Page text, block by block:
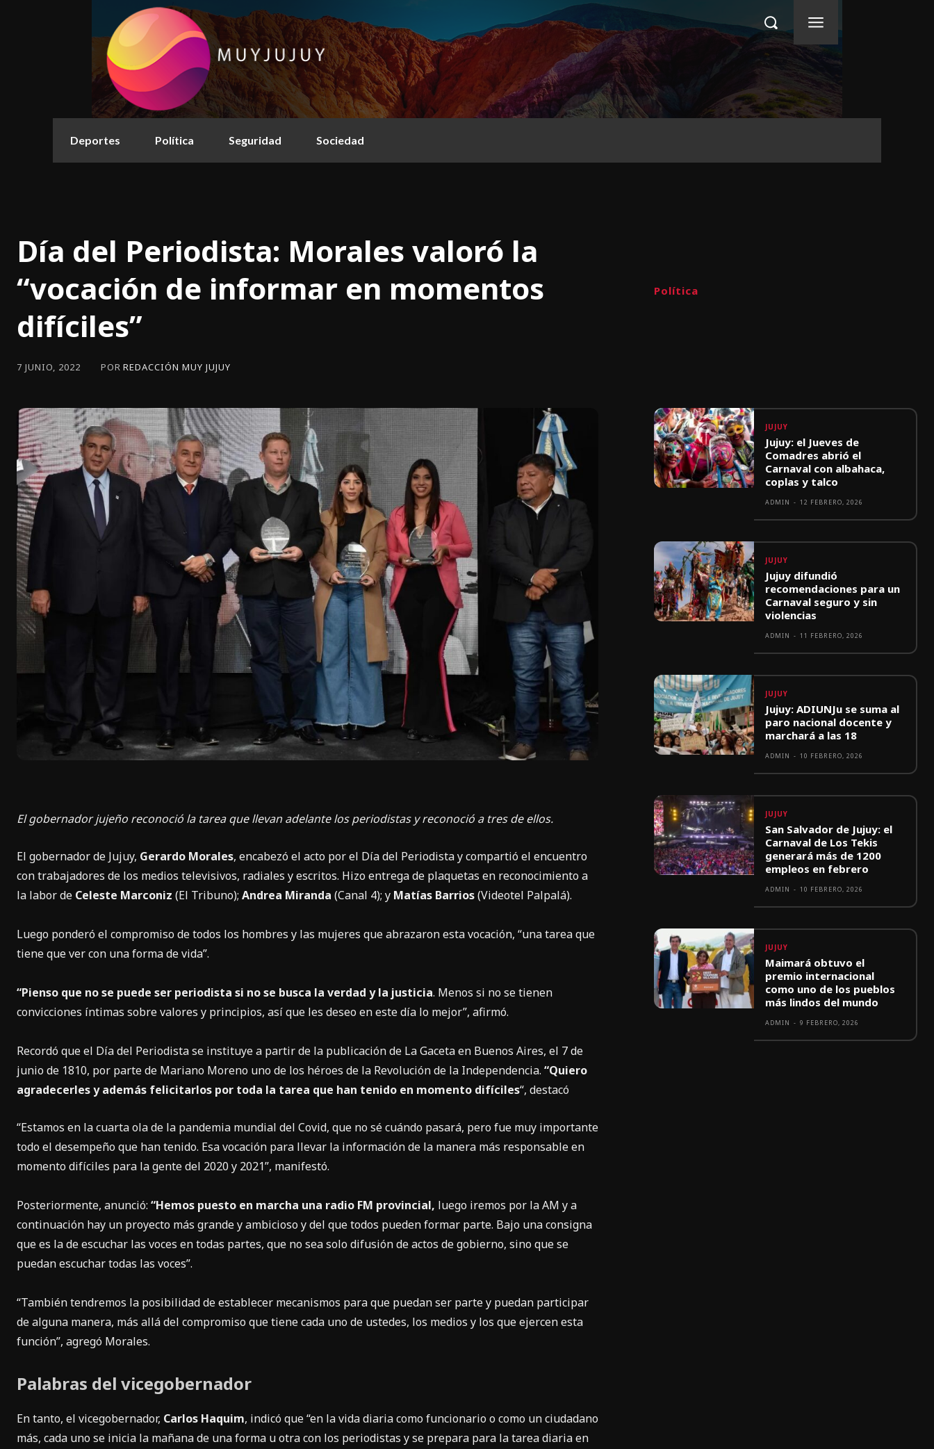
Deportes Política Seguridad Sociedad
Día del Periodista: Morales valoró la
“vocación de informar en momentos
difíciles”
7 JUNIO, 2022 POR REDACCIÓN MUY JUJUY
Política
El gobernador jujeño reconoció la tarea que llevan adelante los periodistas y reconoció a tres de ellos.
El gobernador de Jujuy, Gerardo Morales, encabezó el acto por el Día del Periodista y compartió el encuentro
con trabajadores de los medios televisivos, radiales y escritos. Hizo entrega de plaquetas en reconocimiento a
la labor de Celeste Marconiz (El Tribuno); Andrea Miranda (Canal 4); y Matías Barrios(Videotel Palpalá).
Luego ponderó el compromiso de todos los hombres y las mujeres que abrazaron esta vocación, “una tarea que
tiene que ver con una forma de vida”.
“Pienso que no se puede ser periodista si no se busca la verdad y la justicia. Menos si no se tienen
convicciones íntimas sobre valores y principios, así que les deseo en este día lo mejor”, afirmó.
Recordó que el Día del Periodista se instituye a partir de la publicación de La Gaceta en Buenos Aires, el 7 de
junio de 1810, por parte de Mariano Moreno uno de los héroes de la Revolución de la Independencia. “Quiero
agradecerles y además felicitarlos por toda la tarea que han tenido en momento difíciles“, destacó
“Estamos en la cuarta ola de la pandemia mundial del Covid, que no sé cuándo pasará, pero fue muy importante
todo el desempeño que han tenido. Esa vocación para llevar la información de la manera más responsable en
momento difíciles para la gente del 2020 y 2021”, manifestó.
Posteriormente, anunció: “Hemos puesto en marcha una radio FM provincial, luego iremos por la AM y a
continuación hay un proyecto más grande y ambicioso y del que todos pueden formar parte. Bajo una consigna
que es la de escuchar las voces en todas partes, que no sea solo difusión de actos de gobierno, sino que se
puedan escuchar todas las voces”.
“También tendremos la posibilidad de establecer mecanismos para que puedan ser parte y puedan participar
de alguna manera, más allá del compromiso que tiene cada uno de ustedes, los medios y los que ejercen esta
función”, agregó Morales.
Palabras del vicegobernador
En tanto, el vicegobernador, Carlos Haquim, indicó que “en la vida diaria como funcionario o como un ciudadano
más, cada uno se inicia la mañana de una forma u otra con los periodistas y se prepara para la tarea diaria en
JUJUY
Jujuy: el Jueves de
Comadres abrió el
Carnaval con albahaca,
coplas y talco
ADMIN - 12 FEBRERO, 2026
JUJUY
Jujuy difundió
recomendaciones para un
Carnaval seguro y sin
violencias
ADMIN - 11 FEBRERO, 2026
JUJUY
Jujuy: ADIUNJu se suma al
paro nacional docente y
marchará a las 18
ADMIN - 10 FEBRERO, 2026
JUJUY
San Salvador de Jujuy: el
Carnaval de Los Tekis
generará más de 1200
empleos en febrero
ADMIN - 10 FEBRERO, 2026
JUJUY
Maimará obtuvo el
premio internacional
como uno de los pueblos
más lindos del mundo
ADMIN - 9 FEBRERO, 2026